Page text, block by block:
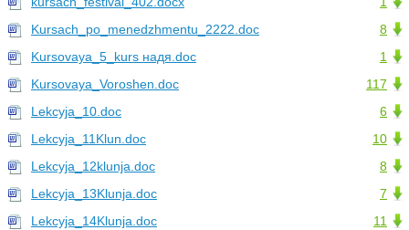
8
Kursach_po_menedzhmentu_2222.doc
1
Kursovaya_5_kurs надя.doc
117
Kursovaya_Voroshen.doc
6
Lekcyja_10.doc
10
Lekcyja_11Klun.doc
8
Lekcyja_12klunja.doc
7
Lekcyja_13Klunja.doc
11
Lekcyja_14Klunja.doc